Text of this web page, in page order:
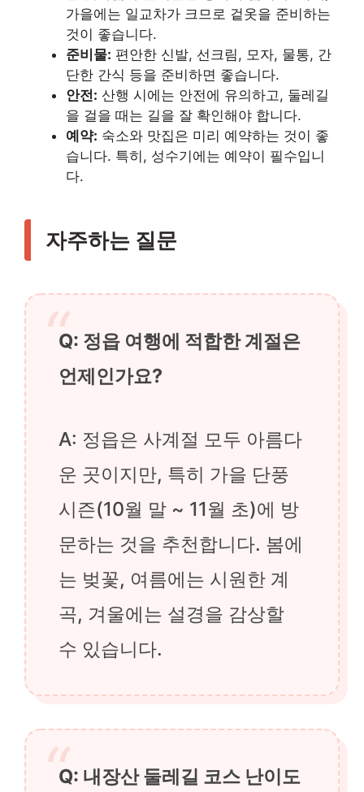
가을에는 일교차가 크므로 겉옷을 준비하는
것이 좋습니다.
준비물: 편안한 신발, 선크림, 모자, 물통, 간
단한 간식 등을 준비하면 좋습니다.
안전: 산행 시에는 안전에 유의하고, 둘레길
을 걸을 때는 길을 잘 확인해야 합니다.
예약: 숙소와 맛집은 미리 예약하는 것이 좋
습니다. 특히, 성수기에는 예약이 필수입니
다.
자주하는 질문
Q: 정읍 여행에 적합한 계절은
언제인가요?
A: 정읍은 사계절 모두 아름다
운 곳이지만, 특히 가을 단풍
시즌(10월 말 ~ 11월 초)에 방
문하는 것을 추천합니다. 봄에
는 벚꽃, 여름에는 시원한 계
곡, 겨울에는 설경을 감상할
수 있습니다.
Q: 내장산 둘레길 코스 난이도